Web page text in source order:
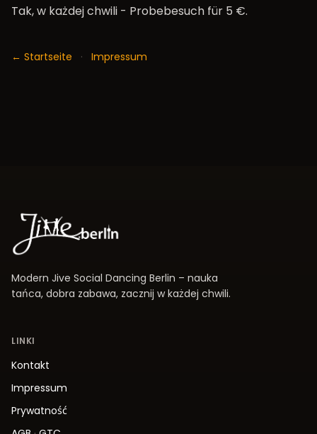
Tak, w każdej chwili - Probebesuch für 5 €.
← Startseite · Impressum
Modern Jive Social Dancing Berlin – nauka
tańca, dobra zabawa, zacznij w każdej chwili.
LINKI
Kontakt
Impressum
Prywatność